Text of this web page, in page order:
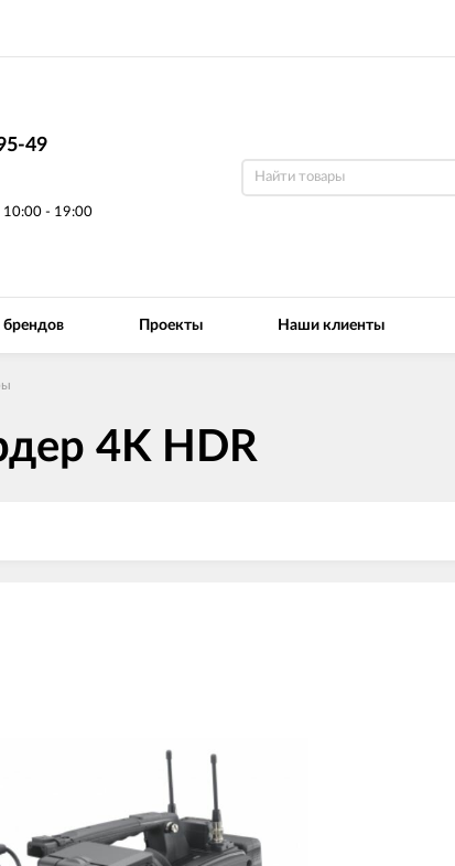
10:00 - 19:00
49
Проекты Наши клиенты
4K HDR